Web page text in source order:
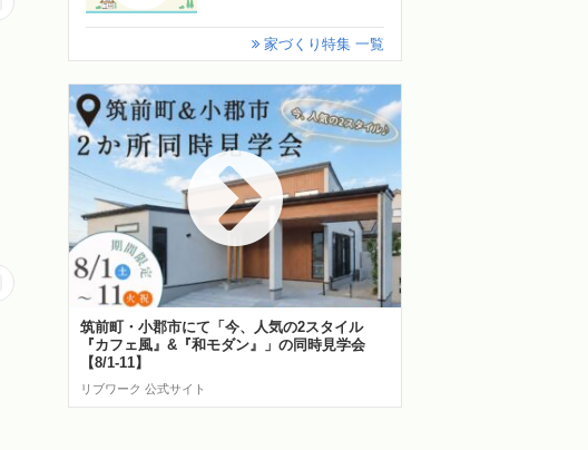
家づくり特集 一覧
筑前町・小郡市にて「今、人気の2スタイル
『カフェ風』&『和モダン』」の同時見学会
【8/1-11】
リブワーク 公式サイト